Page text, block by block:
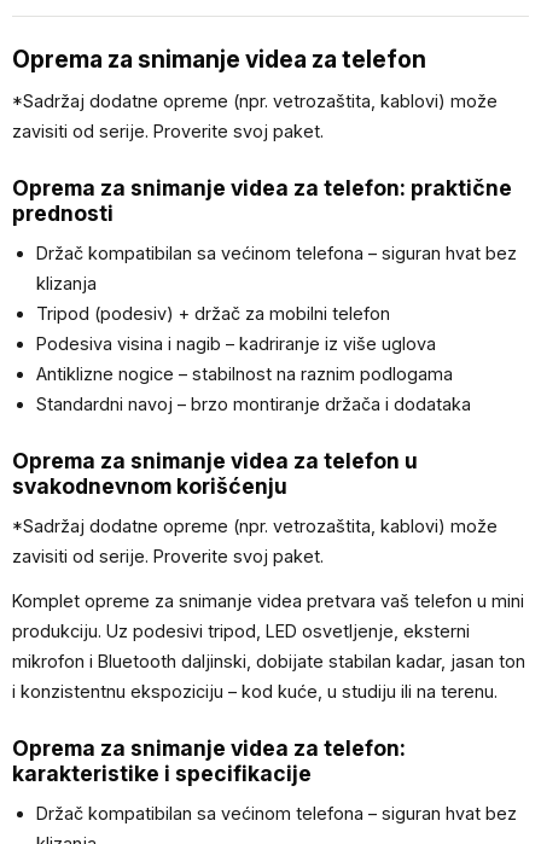
Oprema za snimanje videa za telefon
*Sadržaj dodatne opreme (npr. vetrozaštita, kablovi) može
zavisiti od serije. Proverite svoj paket.
Oprema za snimanje videa za telefon: praktične
prednosti
Držač kompatibilan sa većinom telefona – siguran hvat bez
klizanja
Tripod (podesiv) + držač za mobilni telefon
Podesiva visina i nagib – kadriranje iz više uglova
Antiklizne nogice – stabilnost na raznim podlogama
Standardni navoj – brzo montiranje držača i dodataka
Oprema za snimanje videa za telefon u
svakodnevnom korišćenju
*Sadržaj dodatne opreme (npr. vetrozaštita, kablovi) može
zavisiti od serije. Proverite svoj paket.
Komplet opreme za snimanje videa pretvara vaš telefon u mini
produkciju. Uz podesivi tripod, LED osvetljenje, eksterni
mikrofon i Bluetooth daljinski, dobijate stabilan kadar, jasan ton
i konzistentnu ekspoziciju – kod kuće, u studiju ili na terenu.
Oprema za snimanje videa za telefon:
karakteristike i specifikacije
Držač kompatibilan sa većinom telefona – siguran hvat bez